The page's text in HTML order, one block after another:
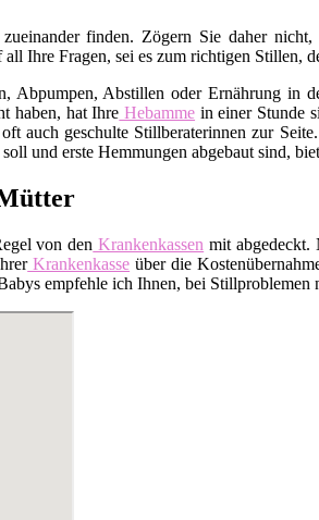
finden. Zögern Sie daher
Ihre Fragen, sei es zum richtigen
Abpumpen, Abstillen oder Ernährung
haben, hat Ihre Hebamme in einer Stunde
oft auch geschulte Stillberaterinnen zur
und erste Hemmungen abgebaut sind,
von den Krankenkassen mit abgedeckt.
Krankenkasse über die
empfehle ich Ihnen, bei